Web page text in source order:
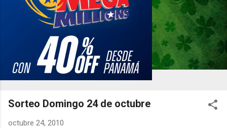
Sorteo Domingo 24 de octubre
octubre 24, 2010